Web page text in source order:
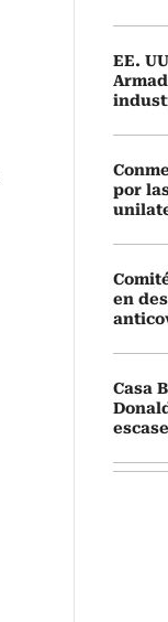
EE.
por
en
Casa